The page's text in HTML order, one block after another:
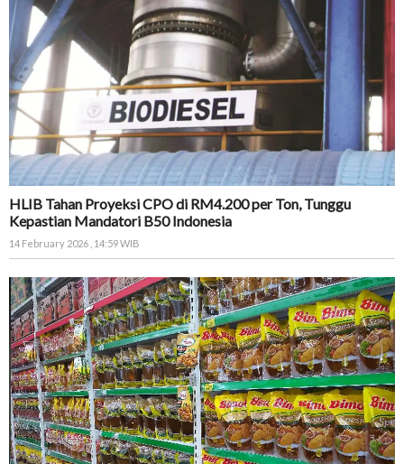
HLIB Tahan Proyeksi CPO di RM4.200 per Ton, Tunggu
Kepastian Mandatori B50 Indonesia
14 February 2026 , 14:59 WIB